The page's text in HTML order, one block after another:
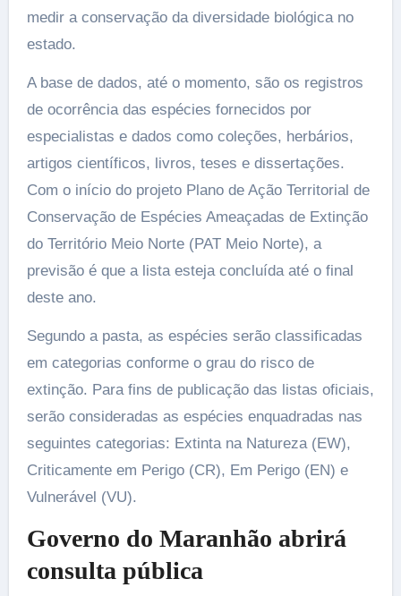
medir a conservação da diversidade biológica no
estado.
A base de dados, até o momento, são os registros
de ocorrência das espécies fornecidos por
especialistas e dados como coleções, herbários,
artigos científicos, livros, teses e dissertações.
Com o início do projeto Plano de Ação Territorial de
Conservação de Espécies Ameaçadas de Extinção
do Território Meio Norte (PAT Meio Norte), a
previsão é que a lista esteja concluída até o final
deste ano.
Segundo a pasta, as espécies serão classificadas
em categorias conforme o grau do risco de
extinção. Para fins de publicação das listas oficiais,
serão consideradas as espécies enquadradas nas
seguintes categorias: Extinta na Natureza (EW),
Criticamente em Perigo (CR), Em Perigo (EN) e
Vulnerável (VU).
Governo do Maranhão abrirá
consulta pública